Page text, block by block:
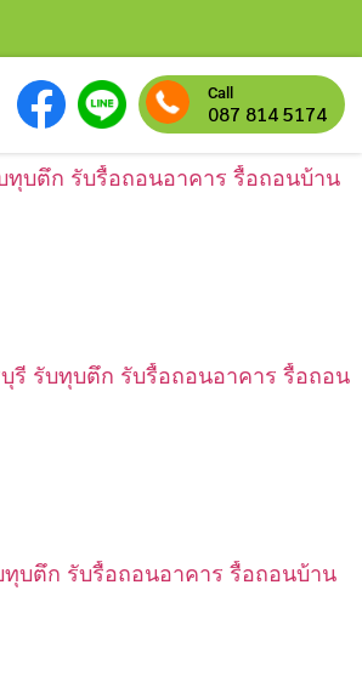
Call
087 814 5174
ทุบตึก รับรื้อถอนอาคาร รื้อถอนบ้าน
รี รับทุบตึก รับรื้อถอนอาคาร รื้อถอน
บตึก รับรื้อถอนอาคาร รื้อถอนบ้าน